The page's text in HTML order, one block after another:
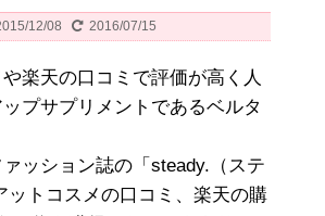
12/08 2016/07/15
楽天の口コミで評価が高く人
プサプリメントであるベルタ
ッション誌の「steady.（ステ
ットコスメの口コミ、楽天の購